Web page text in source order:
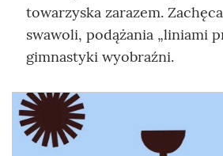
towarzyska zarazem.
swawoli, podążania „liniami
gimnastyki wyobraźni.